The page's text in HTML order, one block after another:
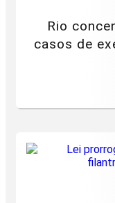
Rio
casos de